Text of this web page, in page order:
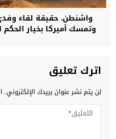
واشنطن. حقيقة لقاء
وتمسك أميركا بخيار
اترك تعليق
لن يتم نشر عنوان بريدك الإلكتروني.